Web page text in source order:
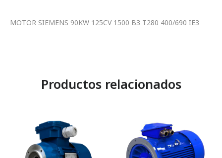
MOTOR SIEMENS 90KW 125CV 1500 B3 T280 400/690 IE3
Productos relacionados